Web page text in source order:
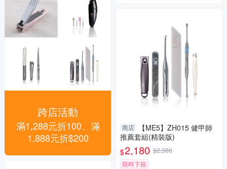
跨店活動
滿1,288元折100、滿
1,888元折$200
商店
【ME5】ZH015 健甲師
推薦套組(精裝版)
$2,180 $2,380
限時下殺